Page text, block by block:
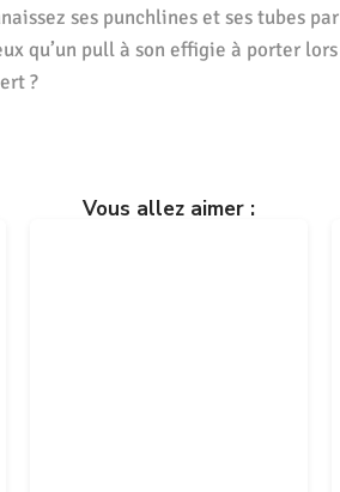
ses punchlines et ses tubes par
qu’un pull à son effigie à porter lors
?
Vous allez aimer :